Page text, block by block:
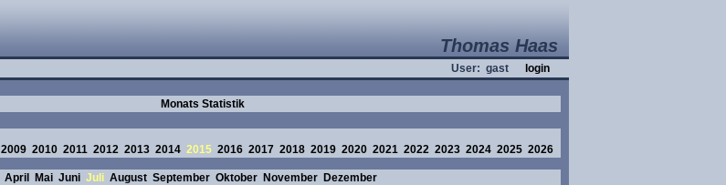
Thomas Haas
User: gast login
Monats Statistik
2009 2010 2011 2012 2013 2014 2015 2016 2017 2018 2019 2020 2021 2022 2023 2024 2025 2026
April Mai Juni Juli August September Oktober November Dezember